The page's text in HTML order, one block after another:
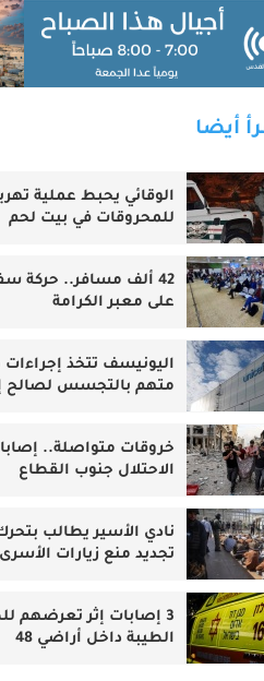
أيضا
الوقائي يحبط عملية
للمحروقات في بيت لحم
42 ألف مسافر.. حركة
على معبر الكرامة
اليونيسف تتخذ
متهم بالتجسس لصالح
خروقات متواصلة..
الاحتلال جنوب القطاع
نادي الأسير يطالب
تجديد منع زيارات الأسرى
3 إصابات إثر تعرضهم
الطيبة داخل أراضي 48